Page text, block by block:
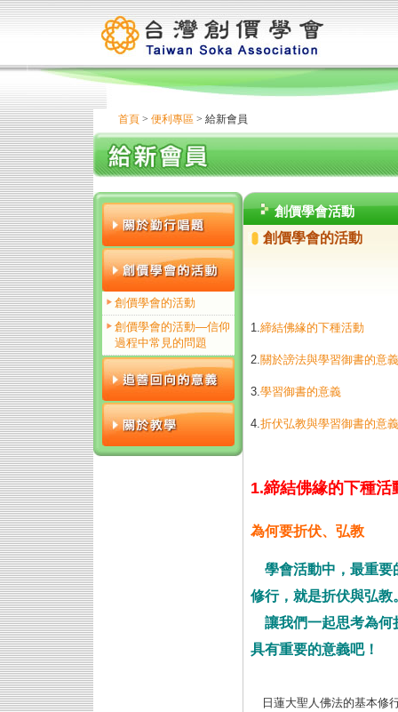
首頁> 便利專區 > 給新會員
創價學會的活動
創價學會的活動—信仰
過程中常見的問題
創價學會活動
創價學會的活動
1.締結佛緣的下種活動
2.關於謗法與學習御書的意義
3.學習御書的意義
4.折伏弘教與學習御書的意義
1.締結佛緣的下種活
為何要折伏、弘教
學會活動中，最重要
修行，就是折伏與弘教
讓我們一起思考為何
具有重要的意義吧！
日蓮大聖人佛法的基本修